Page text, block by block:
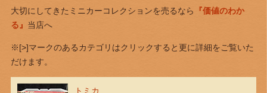
大切にしてきたミニカーコレクションを売るなら
『価値のわか
る』 当店へ
※[>]マークのあるカテゴリはクリックすると更に詳細をご覧いた
だけます。
トミカ